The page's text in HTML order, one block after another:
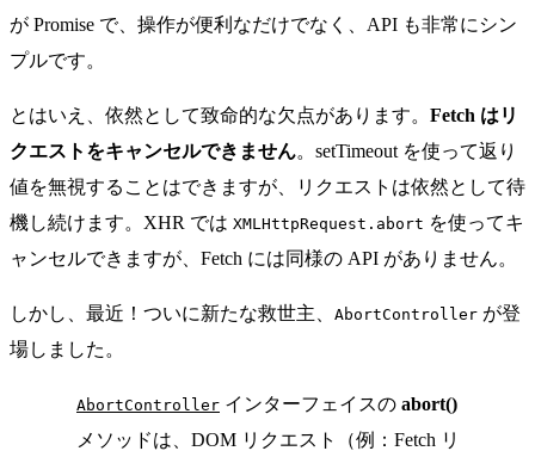
が Promise で、操作が便利なだけでなく、API も非常にシン
プルです。
とはいえ、依然として致命的な欠点があります。 Fetch はリ
クエストをキャンセルできません。setTimeout を使って返り
値を無視することはできますが、リクエストは依然として待
機し続けます。XHR では XMLHttpRequest.abort を使ってキ
ャンセルできますが、Fetch には同様の API がありません。
しかし、最近！ついに新たな救世主、 AbortController が登
場しました。
AbortController インターフェイスの abort()
メソッドは、DOM リクエスト（例：Fetch リ